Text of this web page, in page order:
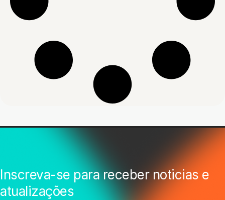
Inscreva-se para receber noticias e
atualizações